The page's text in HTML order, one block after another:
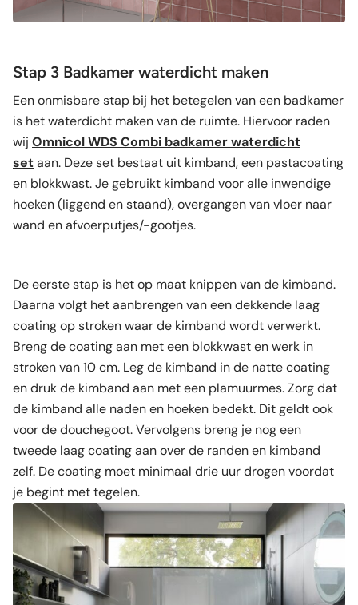
Stap 3 Badkamer waterdicht maken
Een onmisbare stap bij het betegelen van een badkamer
is het waterdicht maken van de ruimte. Hiervoor raden
wij Omnicol WDS Combi badkamer waterdicht
setaan. Deze set bestaat uit kimband, een pastacoating
en blokkwast. Je gebruikt kimband voor alle inwendige
hoeken (liggend en staand), overgangen van vloer naar
wand en afvoerputjes/-gootjes.
De eerste stap is het op maat knippen van de kimband.
Daarna volgt het aanbrengen van een dekkende laag
coating op stroken waar de kimband wordt verwerkt.
Breng de coating aan met een blokkwast en werk in
stroken van 10 cm. Leg de kimband in de natte coating
en druk de kimband aan met een plamuurmes. Zorg dat
de kimband alle naden en hoeken bedekt. Dit geldt ook
voor de douchegoot. Vervolgens breng je nog een
tweede laag coating aan over de randen en kimband
zelf. De coating moet minimaal drie uur drogen voordat
je begint met tegelen.